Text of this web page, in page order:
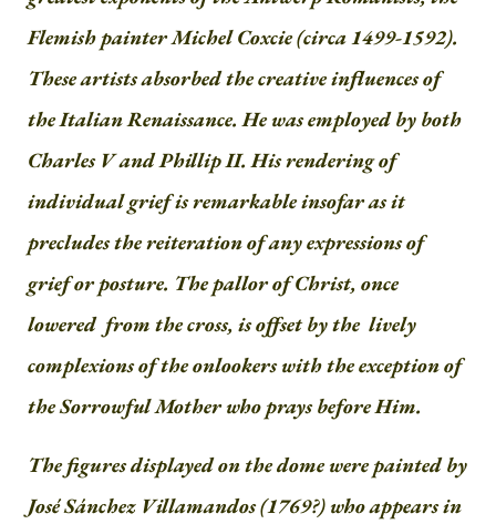
Flemish painter Michel Coxcie (circa 1499-1592).
These artists absorbed the creative influences of
the Italian Renaissance. He was employed by both
Charles V and Phillip II. His rendering of
individual grief is remarkable insofar as it
precludes the reiteration of any expressions of
grief or posture. The pallor of Christ, once
lowered from the cross, is offset by the lively
complexions of the onlookers with the exception of
the Sorrowful Mother who prays before Him.
The figures displayed on the dome were painted by
José Sánchez Villamandos (1769?) who appears in